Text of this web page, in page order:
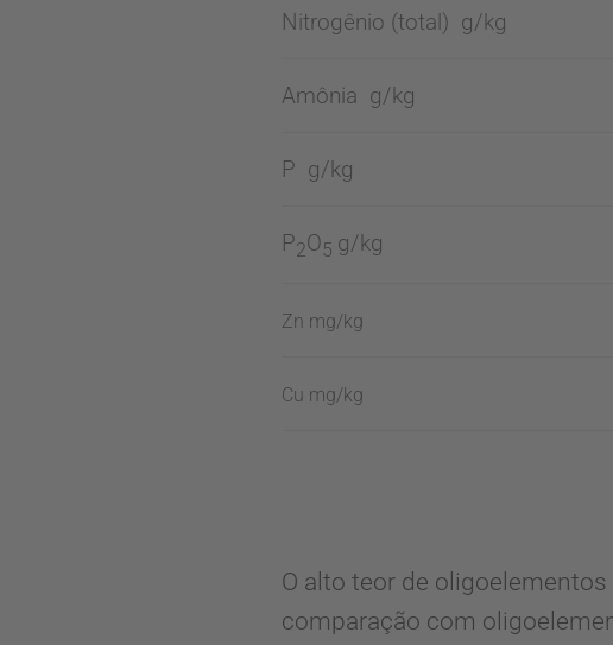
Nitrogênio (total) g/kg
Amônia g/kg
P g/kg
P2O5 g/kg
Zn mg/kg
Cu mg/kg
O alto teor de
comparação com